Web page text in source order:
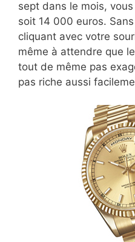
sept dans le mois,
soit 14 000 euros.
cliquant avec votre
même à attendre que
tout de même pas
pas riche aussi